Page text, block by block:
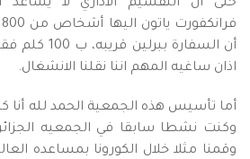
حتى أن التقسيم الاداري لا يساعد
أن السفارة
اذان ساغيه المهم اننا نقلنا الانشغال.
أما تأسيس هذه الجمعية الحمد لله
وكنت نشطا سابقا في الجمعيه
وقمنا مثلا خلال الكورونا بمساعده